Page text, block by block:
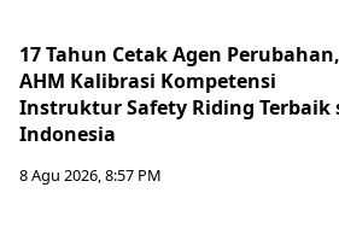
17 Tahun Cetak Agen Perubahan,
AHM Kalibrasi Kompetensi
Instruktur Safety Riding Terbaik
Indonesia
8 Agu 2026, 8:57 PM